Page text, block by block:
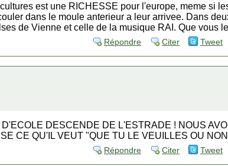
est une RICHESSE pour l'europe, meme si
dans le moule anterieur a leur arrivee. Dans
de Vienne et celle de la musique RAI. Que vous
Répondre Citer Tweet
DESCENDE DE L'ESTRADE ! NOUS
CE QU'IL VEUT "QUE TU LE VEUILLES OU
Répondre Citer Tweet